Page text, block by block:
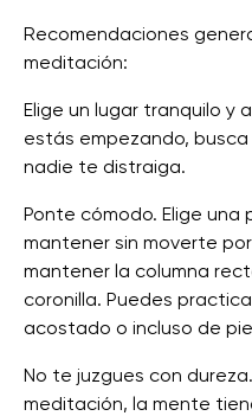
Recomendaciones
meditación:
Elige un lugar tranquilo y
estás empezando,
nadie te distraiga.
Ponte cómodo. Elige una
mantener sin moverte
mantener la columna
coronilla. Puedes
acostado o incluso de
No te juzgues con
meditación, la mente